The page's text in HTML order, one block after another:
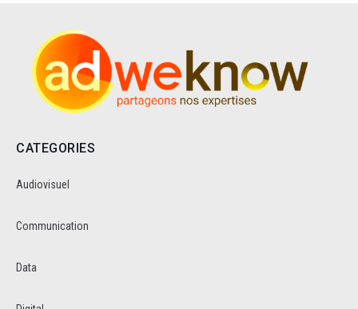
CATEGORIES
Audiovisuel
Communication
Data